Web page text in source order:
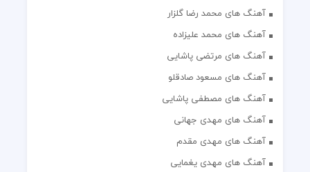
آهنگ های محمد رضا گلزار
آهنگ های محمد علیزاده
آهنگ های مرتضی پاشایی
آهنگ های مسعود صادقلو
آهنگ های مصطفی پاشایی
آهنگ های مهدی جهانی
آهنگ های مهدی مقدم
آهنگ های مهدی یغمایی